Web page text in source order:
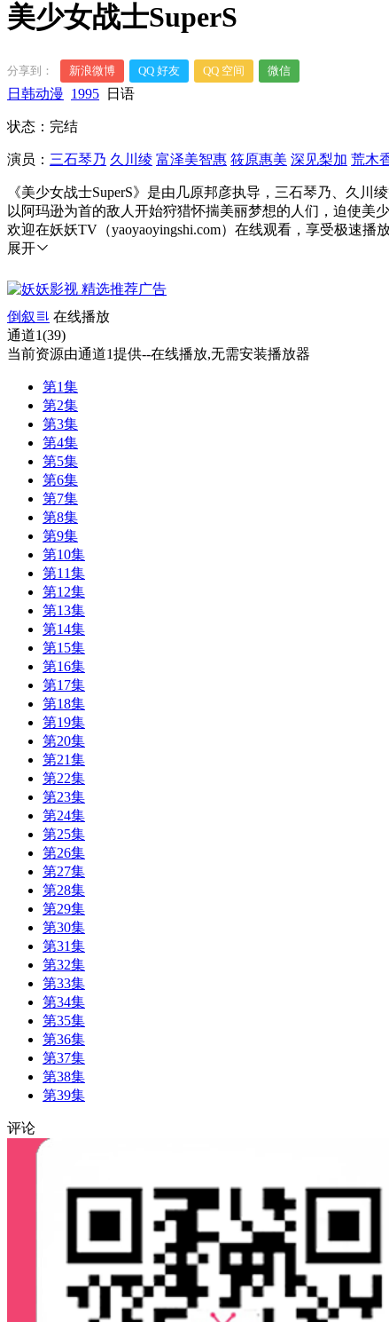
美少女战士SuperS
分享到： 新浪微博 QQ 好友 QQ 空间 微信
日韩动漫 1995 日语
状态：完结
演员： 三石琴乃 久川绫 富泽美智惠 筱原惠美 深见梨加 荒木
《美少女战士SuperS》是由几原邦彦执导，三石琴乃、久
以阿玛逊为首的敌人开始狩猎怀揣美丽梦想的人们，迫使美
欢迎在妖妖TV（yaoyaoyingshi.com）在线观看，享受极速播
展开
倒叙
在线播放
通道1(39)
当前资源由通道1提供--在线播放,无需安装播放器
第1集
第2集
第3集
第4集
第5集
第6集
第7集
第8集
第9集
第10集
第11集
第12集
第13集
第14集
第15集
第16集
第17集
第18集
第19集
第20集
第21集
第22集
第23集
第24集
第25集
第26集
第27集
第28集
第29集
第30集
第31集
第32集
第33集
第34集
第35集
第36集
第37集
第38集
第39集
评论